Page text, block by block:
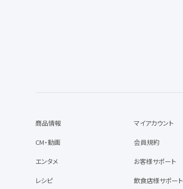
商品情報
CM・動画
エンタメ
レシピ
マイアカウント
会員規約
お客様サポート
飲食店様サポート